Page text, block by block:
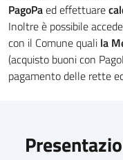
PagoPaed effettuare
Inoltre è possibile
con il Comune quali la
(acquisto buoni con
pagamento delle rette